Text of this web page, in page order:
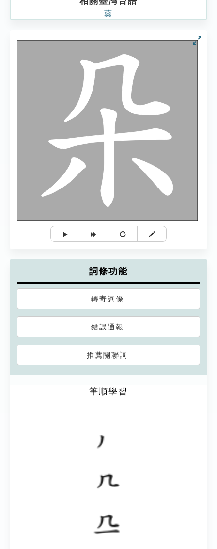
蕊
詞條功能
轉寄詞條
錯誤通報
推薦關聯詞
筆順學習